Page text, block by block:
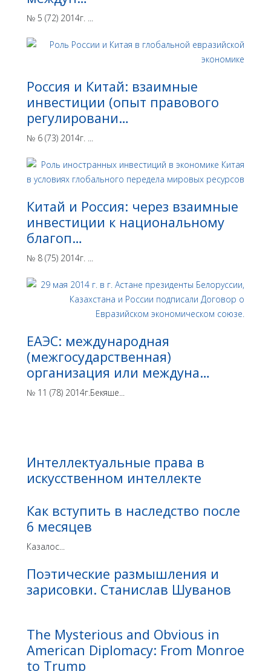
№ 5 (72) 2014г. ...
Россия и Китай: взаимные
инвестиции (опыт правового
регулировани…
№ 6 (73) 2014г. ...
Китай и Россия: через взаимные
инвестиции к национальному
благоп…
№ 8 (75) 2014г. ...
ЕАЭС: международная
(межгосударственная)
организация или междуна…
№ 11 (78) 2014г.Бекяше...
Интеллектуальные права в
искусственном интеллекте
Как вступить в наследство после
6 месяцев
Казалос...
Поэтические размышления и
зарисовки. Станислав Шуванов
The Mysterious and Obvious in
American Diplomacy: From Monroe
to Trump